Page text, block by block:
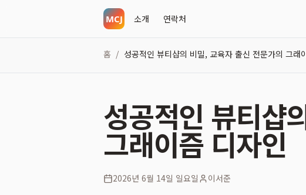
소개 연락처
홈 / 성공적인 뷰티샵의 비밀, 교육자 출신 전문가의 그래
성공적인 뷰티샵
그래이즘 디자인
2026년 6월 14일 일요일 이서준